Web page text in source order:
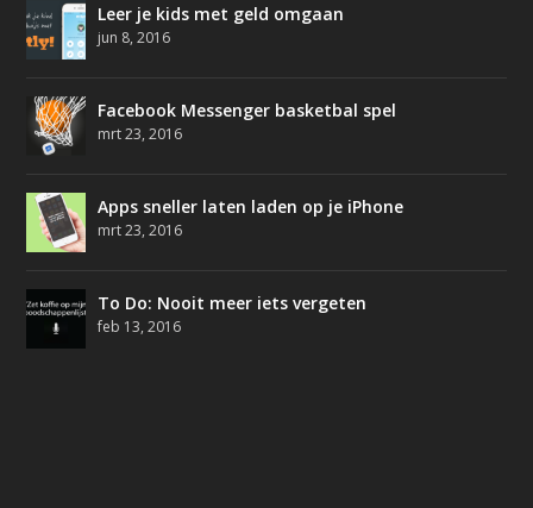
Leer je kids met geld omgaan
jun 8, 2016
Facebook Messenger basketbal spel
mrt 23, 2016
Apps sneller laten laden op je iPhone
mrt 23, 2016
To Do: Nooit meer iets vergeten
feb 13, 2016